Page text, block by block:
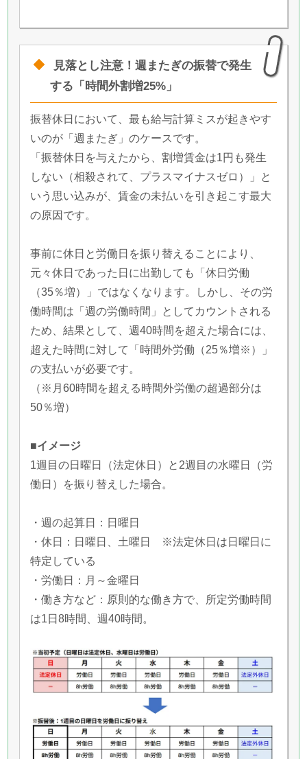
見落とし注意！週またぎの振替で発生
する「時間外割増25%」
振替休日において、最も給与計算ミスが起きやす
いのが「週またぎ」のケースです。
「振替休日を与えたから、割増賃金は1円も発生
しない（相殺されて、プラスマイナスゼロ）」と
いう思い込みが、賃金の未払いを引き起こす最大
の原因です。
事前に休日と労働日を振り替えることにより、
元々休日であった日に出勤しても「休日労働
（35％増）」ではなくなります。しかし、その労
働時間は「週の労働時間」としてカウントされる
ため、結果として、週40時間を超えた場合には、
超えた時間に対して「時間外労働（25％増※）」
の支払いが必要です。
（※月60時間を超える時間外労働の超過部分は
50％増）
■イメージ
1週目の日曜日（法定休日）と2週目の水曜日（労
働日）を振り替えした場合。
・週の起算日：日曜日
・休日：日曜日、土曜日 ※法定休日は日曜日に
特定している
・労働日：月～金曜日
・働き方など：原則的な働き方で、所定労働時間
は1日8時間、週40時間。